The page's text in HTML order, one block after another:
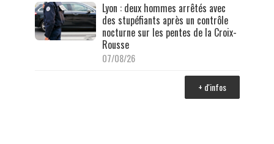
Lyon : deux hommes arrêtés avec
des stupéfiants après un contrôle
nocturne sur les pentes de la Croix-
Rousse
07/08/26
+ d'infos